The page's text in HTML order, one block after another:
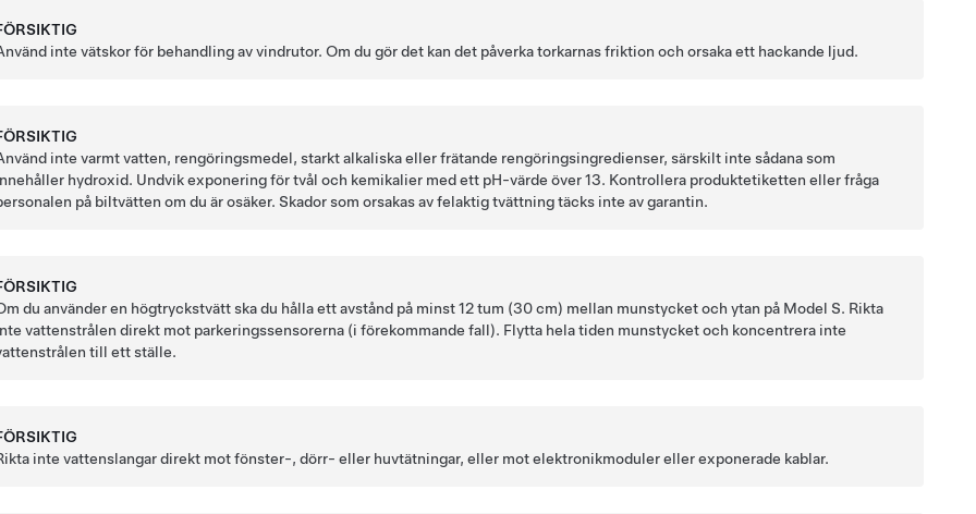
inte vätskor för behandling av vindrutor. Om du gör det kan det påverka torkarnas friktion och orsaka ett hackande ljud.
inte varmt vatten, rengöringsmedel, starkt alkaliska eller frätande rengöringsingredienser, särskilt inte sådana som
hydroxid. Undvik exponering för tvål och kemikalier med ett pH-värde över 13. Kontrollera produktetiketten eller fråga
på biltvätten om du är osäker. Skador som orsakas av felaktig tvättning täcks inte av garantin.
du använder en högtryckstvätt ska du hålla ett avstånd på minst12 tum (30 cm) mellan munstycket och ytan på Model S. Rikta
vattenstrålen direkt mot parkeringssensorerna (i förekommande fall). Flytta hela tiden munstycket och koncentrera inte
till ett ställe.
inte vattenslangar direkt mot fönster-, dörr- eller huvtätningar, eller mot elektronikmoduler eller exponerade kablar.